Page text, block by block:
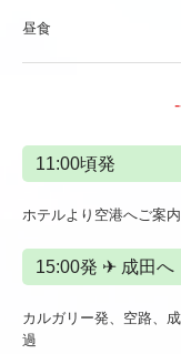
昼食
11:00頃発
ホテルより空港へご案
15:00発 ✈ 成田へ
カルガリー発、空路、
過